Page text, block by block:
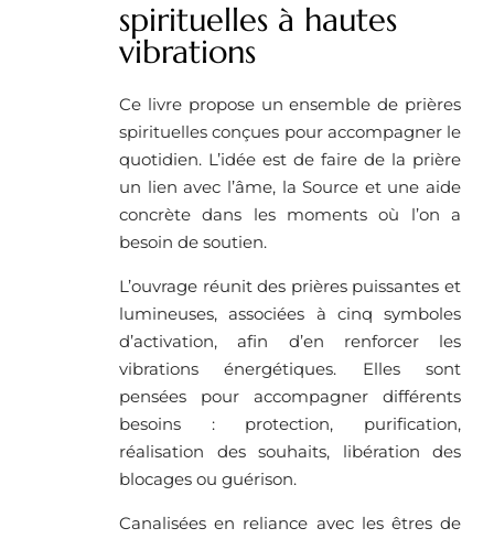
spirituelles à hautes
vibrations
Ce livre propose un ensemble de prières
spirituelles conçues pour accompagner le
quotidien. L’idée est de faire de la prière
un lien avec l’âme, la Source et une aide
concrète dans les moments où l’on a
besoin de soutien.
L’ouvrage réunit des prières puissantes et
lumineuses, associées à cinq symboles
d’activation, afin d’en renforcer les
vibrations énergétiques. Elles sont
pensées pour accompagner différents
besoins : protection, purification,
réalisation des souhaits, libération des
blocages ou guérison.
Canalisées en reliance avec les êtres de